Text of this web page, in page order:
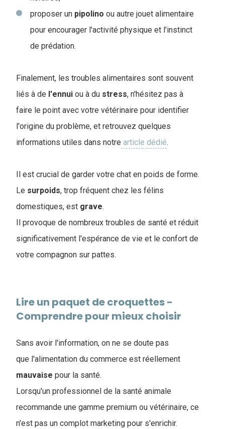
proposer un pipolino ou autre jouet alimentaire
pour encourager l'activité physique et l'instinct
de prédation.
Finalement, les troubles alimentaires sont souvent
liés à de l'ennui ou à du stress, n'hésitez pas à
faire le point avec votre vétérinaire pour identifier
l'origine du problème, et retrouvez quelques
informations utiles dans notre article dédié.
Il est crucial de garder votre chat en poids de forme.
Le surpoids, trop fréquent chez les félins
domestiques, est grave.
Il provoque de nombreux troubles de santé et réduit
significativement l'espérance de vie et le confort de
votre compagnon sur pattes.
Lire un paquet de croquettes -
Comprendre pour mieux choisir
Sans avoir l'information, on ne se doute pas
que l'alimentation du commerce est réellement
mauvaise pour la santé.
Lorsqu'un professionnel de la santé animale
recommande une gamme premium ou vétérinaire, ce
n'est pas un complot marketing pour s'enrichir.